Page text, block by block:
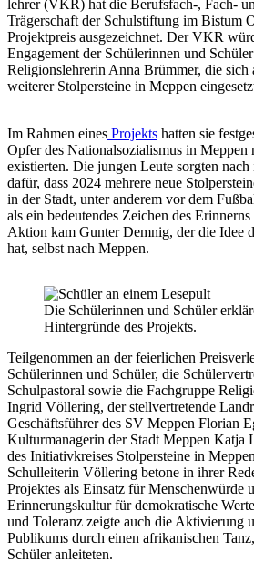
lehrer (VKR) hat die Berufsfach-, Fach-
Trägerschaft der Schulstiftung im Bistum
Projektpreis ausgezeichnet. Der VKR
Engagement der Schülerinnen und
Religionslehrerin Anna Brümmer, die
weiterer Stolpersteine in Meppen
Im Rahmen eines Projekts hatten sie
Opfer des Nationalsozialismus in Meppen
existierten. Die jungen Leute sorgten nach
dafür, dass 2024 mehrere neue
in der Stadt, unter anderem vor dem
als ein bedeutendes Zeichen des
Aktion kam Gunter Demnig, der die Idee
hat, selbst nach Meppen.
Die Schülerinnen und Schüler
Hintergründe des Projekts.
Teilgenommen an der feierlichen
Schülerinnen und Schüler, die
Schulpastoral sowie die Fachgruppe
Ingrid Völlering, der stellvertretende
Geschäftsführer des SV Meppen Florian
Kulturmanagerin der Stadt Meppen Katja
des Initiativkreises Stolpersteine in
Schulleiterin Völlering betone in ihrer
Projektes als Einsatz für Menschenwürde
Erinnerungskultur für demokratische
und Toleranz zeigte auch die Aktivierung
Publikums durch einen afrikanischen
Schüler anleiteten.